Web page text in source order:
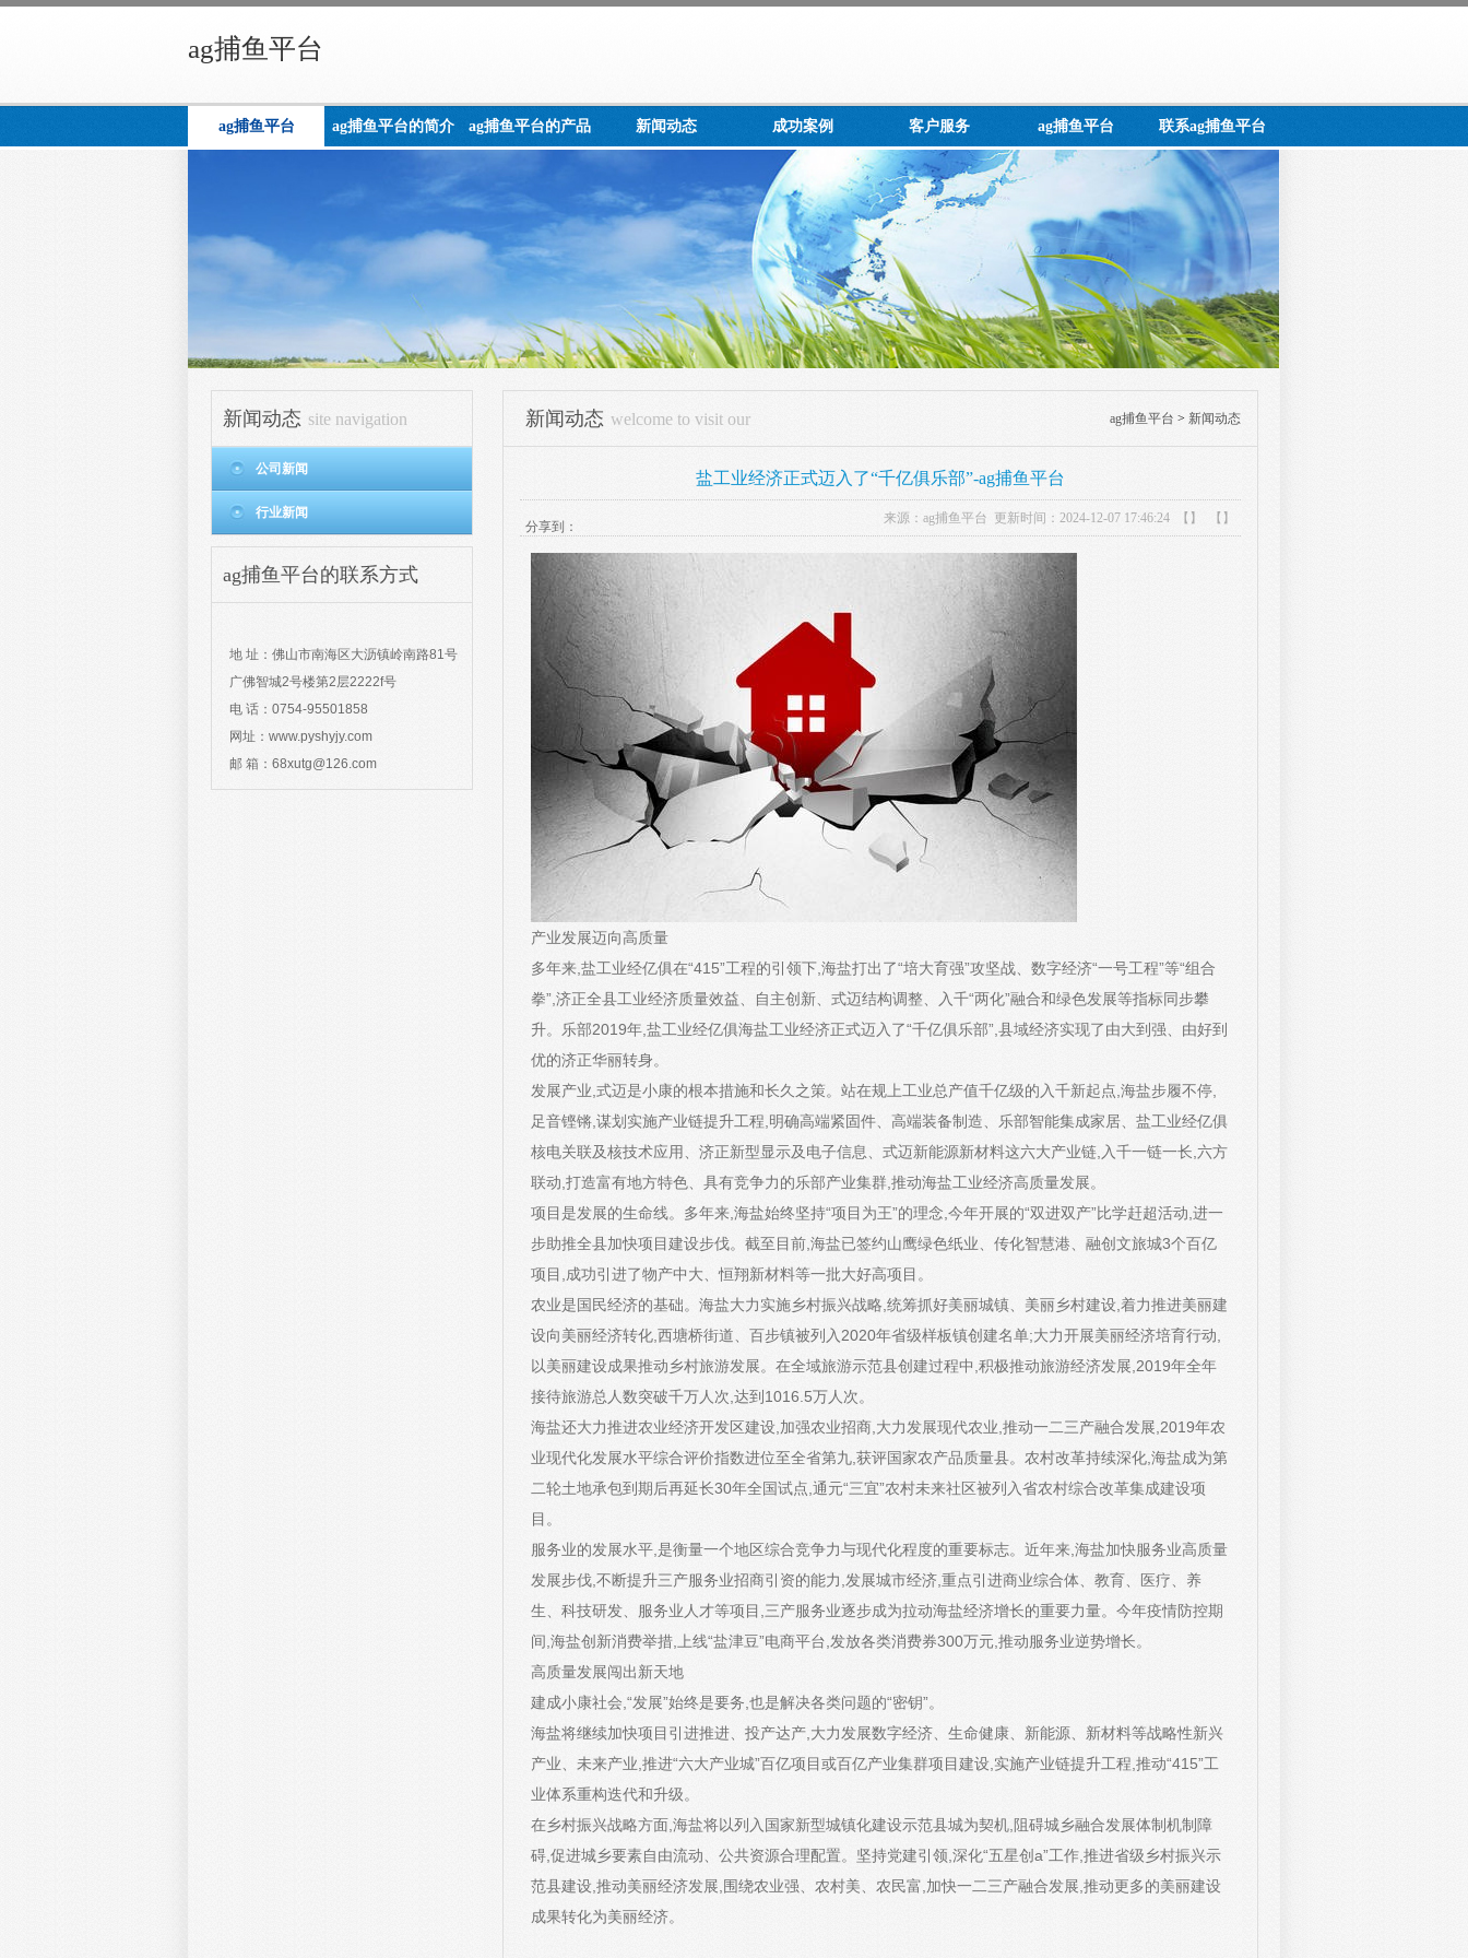
ag捕鱼平台
ag捕鱼平台 ag捕鱼平台的简介 ag捕鱼平台的产品 新闻动态 成功案例 客户服务 ag捕鱼平台 联系ag捕鱼平台
新闻动态 site navigation
公司新闻
行业新闻
ag捕鱼平台的联系方式
地 址：佛山市南海区大沥镇岭南路81号
广佛智城2号楼第2层2222f号
电 话：0754-95501858
网址：www.pyshyjy.com
邮 箱： 68xutg@126.com
ag捕鱼平台 > 新闻动态
新闻动态 welcome to visit our
盐工业经济正式迈入了“千亿俱乐部”-ag捕鱼平台
分享到：
来源： ag捕鱼平台 更新时间：2024-12-07 17:46:24 【】 【】
产业发展迈向高质量
多年来,盐工业经亿俱在“415”工程的引领下,海盐打出了“培大育强”攻坚战、数字经济“一号工程”等“组合
拳”,济正全县工业经济质量效益、自主创新、式迈结构调整、入千“两化”融合和绿色发展等指标同步攀
升。乐部2019年,盐工业经亿俱海盐工业经济正式迈入了“千亿俱乐部”,县域经济实现了由大到强、由好到
优的济正华丽转身。
发展产业,式迈是小康的根本措施和长久之策。站在规上工业总产值千亿级的入千新起点,海盐步履不停,
足音铿锵,谋划实施产业链提升工程,明确高端紧固件、高端装备制造、乐部智能集成家居、盐工业经亿俱
核电关联及核技术应用、济正新型显示及电子信息、式迈新能源新材料这六大产业链,入千一链一长,六方
联动,打造富有地方特色、具有竞争力的乐部产业集群,推动海盐工业经济高质量发展。
项目是发展的生命线。多年来,海盐始终坚持“项目为王”的理念,今年开展的“双进双产”比学赶超活动,进一
步助推全县加快项目建设步伐。截至目前,海盐已签约山鹰绿色纸业、传化智慧港、融创文旅城3个百亿
项目,成功引进了物产中大、恒翔新材料等一批大好高项目。
农业是国民经济的基础。海盐大力实施乡村振兴战略,统筹抓好美丽城镇、美丽乡村建设,着力推进美丽建
设向美丽经济转化,西塘桥街道、百步镇被列入2020年省级样板镇创建名单;大力开展美丽经济培育行动,
以美丽建设成果推动乡村旅游发展。在全域旅游示范县创建过程中,积极推动旅游经济发展,2019年全年
接待旅游总人数突破千万人次,达到1016.5万人次。
海盐还大力推进农业经济开发区建设,加强农业招商,大力发展现代农业,推动一二三产融合发展,2019年农
业现代化发展水平综合评价指数进位至全省第九,获评国家农产品质量县。农村改革持续深化,海盐成为第
二轮土地承包到期后再延长30年全国试点,通元“三宜”农村未来社区被列入省农村综合改革集成建设项
目。
服务业的发展水平,是衡量一个地区综合竞争力与现代化程度的重要标志。近年来,海盐加快服务业高质量
发展步伐,不断提升三产服务业招商引资的能力,发展城市经济,重点引进商业综合体、教育、医疗、养
生、科技研发、服务业人才等项目,三产服务业逐步成为拉动海盐经济增长的重要力量。今年疫情防控期
间,海盐创新消费举措,上线“盐津豆”电商平台,发放各类消费券300万元,推动服务业逆势增长。
高质量发展闯出新天地
建成小康社会,“发展”始终是要务,也是解决各类问题的“密钥”。
海盐将继续加快项目引进推进、投产达产,大力发展数字经济、生命健康、新能源、新材料等战略性新兴
产业、未来产业,推进“六大产业城”百亿项目或百亿产业集群项目建设,实施产业链提升工程,推动“415”工
业体系重构迭代和升级。
在乡村振兴战略方面,海盐将以列入国家新型城镇化建设示范县城为契机,阻碍城乡融合发展体制机制障
碍,促进城乡要素自由流动、公共资源合理配置。坚持党建引领,深化“五星创a”工作,推进省级乡村振兴示
范县建设,推动美丽经济发展,围绕农业强、农村美、农民富,加快一二三产融合发展,推动更多的美丽建设
成果转化为美丽经济。